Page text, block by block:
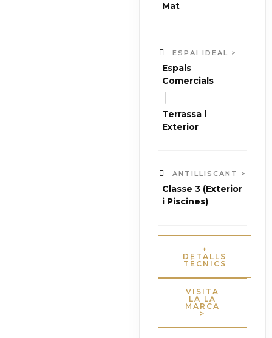
Mat
ESPAI IDEAL >
Espais
Comercials
Terrassa i
Exterior
ANTILLISCANT >
Classe 3 (Exterior
i Piscines)
+
DETALLS
TÈCNICS
VISITA
LA LA
MARCA
>